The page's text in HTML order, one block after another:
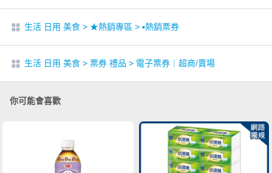
生活 日用 美食 > ★熱銷專區 > ▪︎熱銷票券
生活 日用 美食 > 票券 禮品 > 電子票券｜超商/賣場
你可能會喜歡